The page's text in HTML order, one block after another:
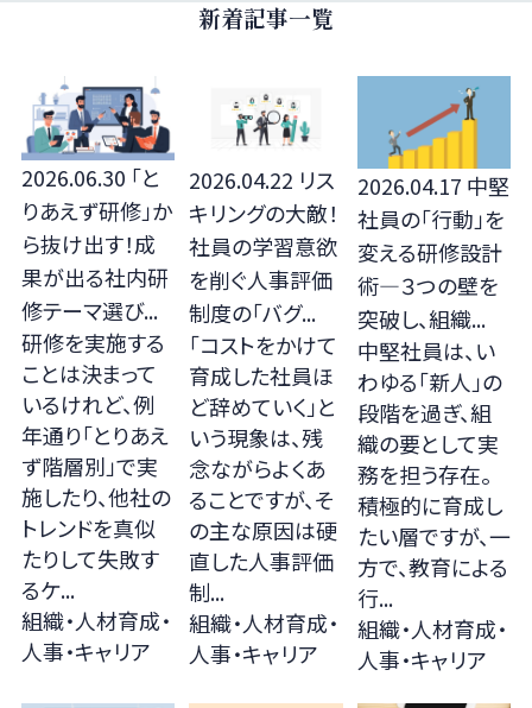
新着記事一覧
2026.06.30 「と
りあえず研修」か
ら抜け出す！成
果が出る社内研
修テーマ選び...
研修を実施する
ことは決まって
いるけれど、例
年通り「とりあえ
ず階層別」で実
施したり、他社の
トレンドを真似
たりして失敗す
るケ...
組織・人材育成・
人事・キャリア
2026.04.22 リス
キリングの大敵！
社員の学習意欲
を削ぐ人事評価
制度の「バグ...
「コストをかけて
育成した社員ほ
ど辞めていく」と
いう現象は、残
念ながらよくあ
ることですが、そ
の主な原因は硬
直した人事評価
制...
組織・人材育成・
人事・キャリア
2026.04.17 中堅
社員の「行動」を
変える研修設計
術—３つの壁を
突破し、組織...
中堅社員は、い
わゆる「新人」の
段階を過ぎ、組
織の要として実
務を担う存在。
積極的に育成し
たい層ですが、一
方で、教育による
行...
組織・人材育成・
人事・キャリア